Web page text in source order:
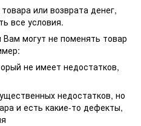
или возврата денег,
все условия.
могут не поменять товар
не имеет недостатков,
недостатков, но
и есть какие-то дефекты,